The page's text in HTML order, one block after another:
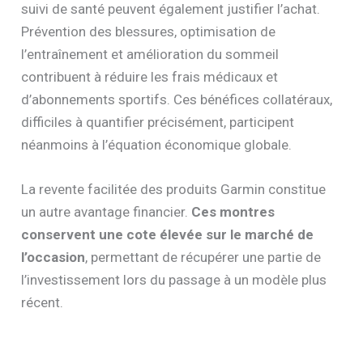
suivi de santé peuvent également justifier l’achat.
Prévention des blessures, optimisation de
l’entraînement et amélioration du sommeil
contribuent à réduire les frais médicaux et
d’abonnements sportifs. Ces bénéfices collatéraux,
difficiles à quantifier précisément, participent
néanmoins à l’équation économique globale.
La revente facilitée des produits Garmin constitue
un autre avantage financier. Ces montres
conservent une cote élevée sur le marché de
l’occasion, permettant de récupérer une partie de
l’investissement lors du passage à un modèle plus
récent.